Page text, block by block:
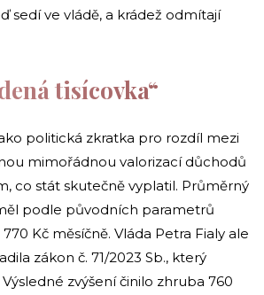
sedí ve vládě, a krádež odmítají
tisícovka“
politická zkratka pro rozdíl mezi
mimořádnou valorizací důchodů
co stát skutečně vyplatil. Průměrný
podle původních parametrů
Kč měsíčně. Vláda Petra Fialy ale
zákon č. 71/2023 Sb., který
zvýšení činilo zhruba 760